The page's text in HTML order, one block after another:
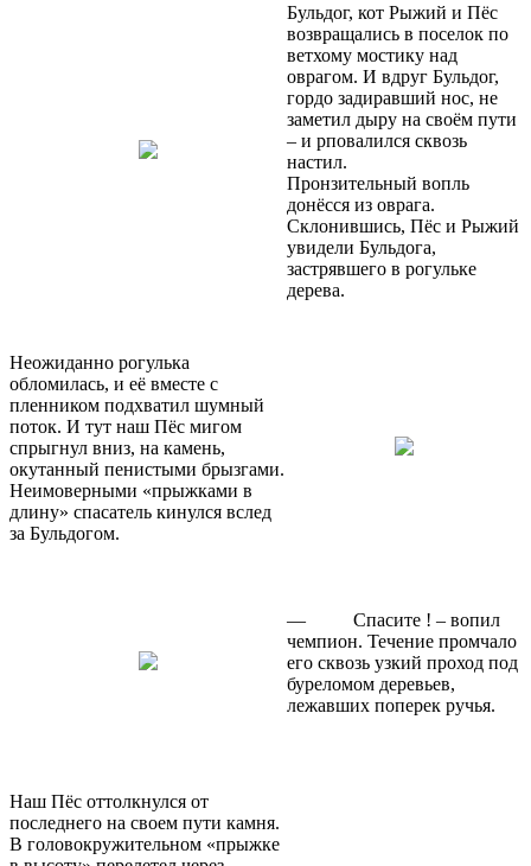
Бульдог, кот Рыжий и Пёс
возвращались в поселок по
ветхому мостику над
оврагом. И вдруг Бульдог,
гордо задиравший нос, не
заметил дыру на своём пути
– и рповалился сквозь
настил.
Пронзительный вопль
донёсся из оврага.
Склонившись, Пёс и Рыжий
увидели Бульдога,
застрявшего в рогульке
дерева.
Неожиданно рогулька
обломилась, и её вместе с
пленником подхватил шумный
поток. И тут наш Пёс мигом
спрыгнул вниз, на камень,
окутанный пенистыми брызгами.
Неимоверными «прыжками в
длину» спасатель кинулся вслед
за Бульдогом.
—
Спасите ! – вопил
чемпион. Течение промчало
его сквозь узкий проход под
буреломом деревьев,
лежавших поперек ручья.
Наш Пёс оттолкнулся от
последнего на своем пути камня.
В головокружительном «прыжке